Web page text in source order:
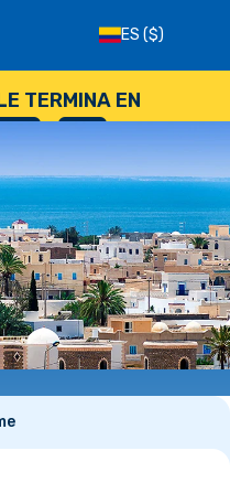
ES ($)
TERMINA EN
-- : --